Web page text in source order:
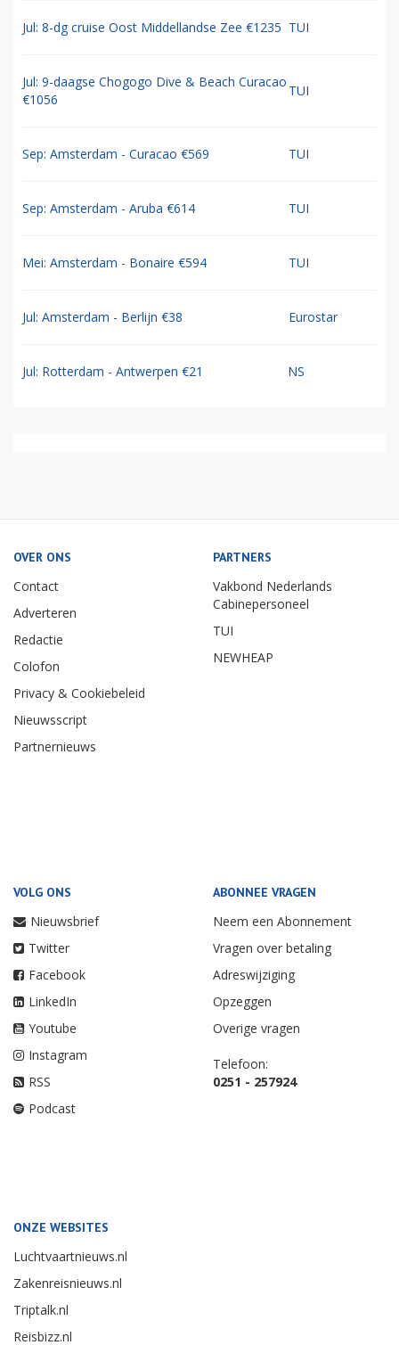
Jul: 8-dg cruise Oost Middellandse Zee €1235 TUI
Jul: 9-daagse Chogogo Dive & Beach Curacao
€1056
TUI
Sep: Amsterdam - Curacao €569 TUI
Sep: Amsterdam - Aruba €614 TUI
Mei: Amsterdam - Bonaire €594 TUI
Jul: Amsterdam - Berlijn €38 Eurostar
Jul: Rotterdam - Antwerpen €21 NS
OVER ONS
Contact
Adverteren
Redactie
Colofon
Privacy & Cookiebeleid
Nieuwsscript
Partnernieuws
PARTNERS
Vakbond Nederlands
Cabinepersoneel
TUI
NEWHEAP
VOLG ONS
Nieuwsbrief
Twitter
Facebook
LinkedIn
Youtube
Instagram
RSS
Podcast
ABONNEE VRAGEN
Neem een Abonnement
Vragen over betaling
Adreswijziging
Opzeggen
Overige vragen
Telefoon:
0251 - 257924
ONZE WEBSITES
Luchtvaartnieuws.nl
Zakenreisnieuws.nl
Triptalk.nl
Reisbizz.nl